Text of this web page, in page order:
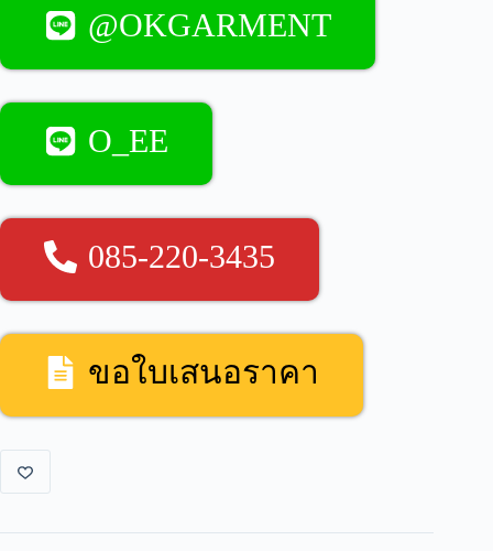
@OKGARMENT
O_EE
085-220-3435
ขอใบเสนอราคา